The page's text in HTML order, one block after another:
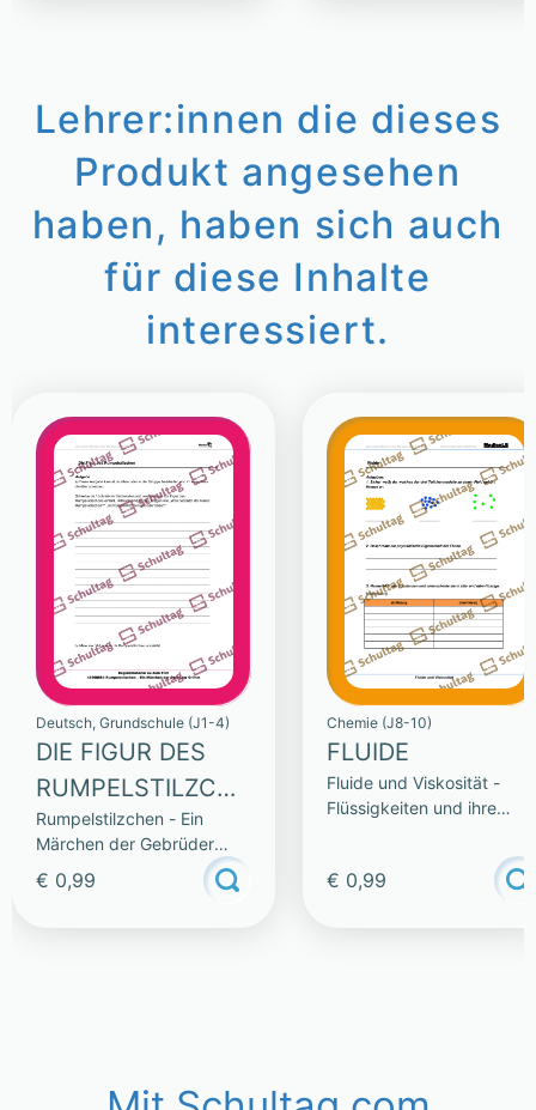
Lehrer:innen die dieses
Produkt angesehen
haben, haben sich auch
für diese Inhalte
interessiert.
Deutsch, Grundschule (J1-4)
DIE FIGUR DES
RUMPELSTILZCHE
N
Rumpelstilzchen - Ein
Märchen der Gebrüder
Grimm
€ 0,99
Chemie (J8-10)
FLUIDE
Fluide und Viskosität -
Flüssigkeiten und ihre
€ 0,99